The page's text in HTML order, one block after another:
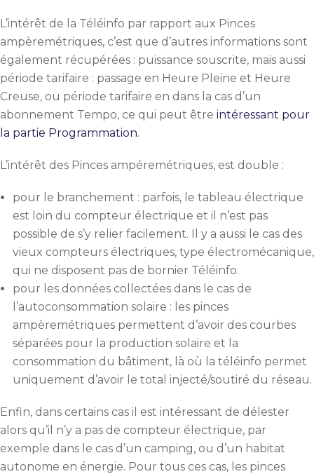
L’intérêt de la Téléinfo par rapport aux Pinces
ampèremétriques, c’est que d’autres informations sont
également récupérées : puissance souscrite, mais aussi
période tarifaire : passage en Heure Pleine et Heure
Creuse, ou période tarifaire en dans la cas d’un
abonnement Tempo, ce qui peut être intéressant pour
la partie Programmation.
L’intérêt des Pinces ampéremétriques, est double :
pour le branchement : parfois, le tableau électrique
est loin du compteur électrique et il n’est pas
possible de s’y relier facilement. Il y a aussi le cas des
vieux compteurs électriques, type électromécanique,
qui ne disposent pas de bornier Téléinfo.
pour les données collectées dans le cas de
l’autoconsommation solaire : les pinces
ampèremétriques permettent d’avoir des courbes
séparées pour la production solaire et la
consommation du bâtiment, là où la téléinfo permet
uniquement d’avoir le total injecté/soutiré du réseau.
Enfin, dans certains cas il est intéressant de délester
alors qu’il n’y a pas de compteur électrique, par
exemple dans le cas d’un camping, ou d’un habitat
autonome en énergie. Pour tous ces cas, les pinces